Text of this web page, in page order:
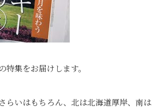
集をお届けします。
らいはもちろん、北は北海道厚岸、南は